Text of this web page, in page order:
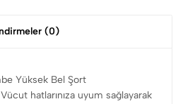
(0)
Yüksek Bel Şort
Vücut hatlarınıza uyum sağlayarak